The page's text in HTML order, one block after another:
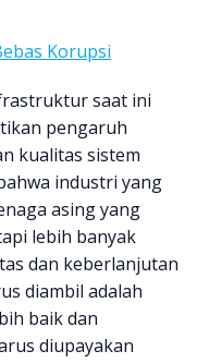
Korupsi
saat ini
pengaruh
kualitas sistem
industri yang
asing yang
lebih banyak
dan keberlanjutan
diambil adalah
baik dan
diupayakan